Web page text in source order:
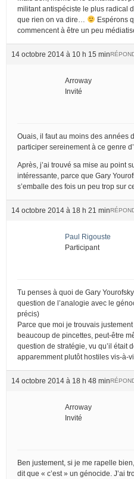
militant antispéciste le plus radical
que rien on va dire…
Espérons
commencent à être un peu
14 octobre 2014 à 10 h 15 min
Arroway
Invité
Ouais, il faut au moins des années
participer sereinement à ce genre
Après, j’ai trouvé sa mise au point
intéressante, parce que Gary
s’emballe des fois un peu trop sur
14 octobre 2014 à 18 h 21 min
Paul Rigouste
Participant
Tu penses à quoi de Gary
question de l’analogie avec le
précis)
Parce que moi je trouvais
beaucoup de pincettes, peut-être
question de stratégie, vu qu’il était
apparemment plutôt hostiles vis-à-
14 octobre 2014 à 18 h 48 min
Arroway
Invité
Ben justement, si je me rapelle
dit que « c’est » un génocide. J’ai